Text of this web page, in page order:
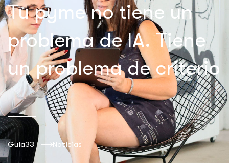
Tu pyme no tiene un
problema de IA. Tiene
un problema de criterio
Guia33 Noticias